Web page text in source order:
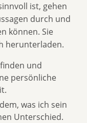
ist, gehen
durch und
können. Sie
herunterladen.
und
persönliche
was ich sein
Unterschied.